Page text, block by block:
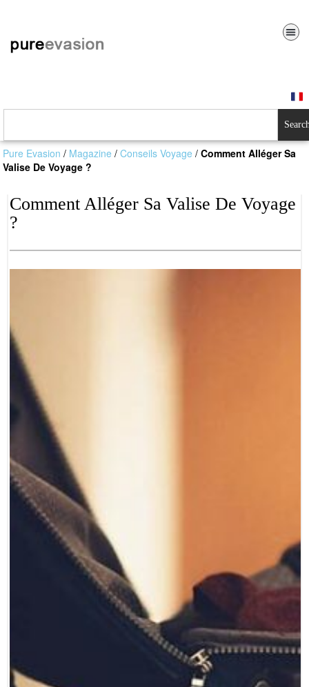
Pure Evasion / Magazine /Conseils Voyage /Comment Alléger Sa
Valise De Voyage ?
Comment Alléger Sa Valise De Voyage
?